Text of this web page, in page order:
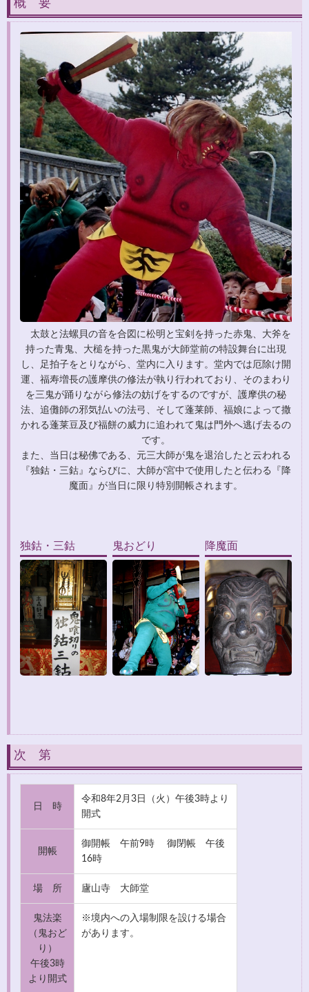
概 要
太鼓と法螺貝の音を合図に松明と宝剣を持った赤鬼、大斧を
持った青鬼、大槌を持った黒鬼が大師堂前の特設舞台に出現
し、足拍子をとりながら、堂内に入ります。堂内では厄除け開
運、福寿増長の護摩供の修法が執り行われており、そのまわり
を三鬼が踊りながら修法の妨げをするのですが、護摩供の秘
法、追儺師の邪気払いの法弓、そして蓬莱師、福娘によって撒
かれる蓬莱豆及び福餅の威力に追われて鬼は門外へ逃げ去るの
です。
また、当日は秘佛である、元三大師が鬼を退治したと云われる
『独鈷・三鈷』ならびに、大師が宮中で使用したと伝わる『降
魔面』が当日に限り特別開帳されます。
独鈷・三鈷 鬼おどり 降魔面
次 第
日 時
令和8年2月3日（火）午後3時より
開式
開帳
御開帳 午前9時 御閉帳 午後
16時
場 所 廬山寺 大師堂
鬼法楽
（鬼おど
り）
午後3時
より開式
※境内への入場制限を設ける場合
があります。